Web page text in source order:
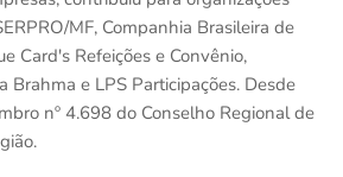
MF, Companhia Brasileira de
Card's Refeições e Convênio,
Brahma e LPS Participações. Desde
nº 4.698 do Conselho Regional de